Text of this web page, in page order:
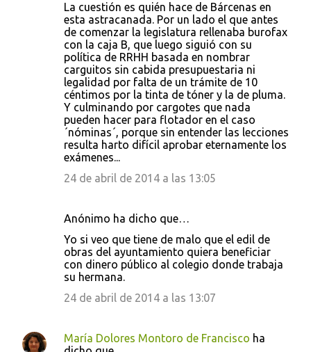
La cuestión es quién hace de Bárcenas en
esta astracanada. Por un lado el que antes
de comenzar la legislatura rellenaba burofax
con la caja B, que luego siguió con su
política de RRHH basada en nombrar
carguitos sin cabida presupuestaria ni
legalidad por falta de un trámite de 10
céntimos por la tinta de tóner y la de pluma.
Y culminando por cargotes que nada
pueden hacer para flotador en el caso
´nóminas´, porque sin entender las lecciones
resulta harto difícil aprobar eternamente los
exámenes...
24 de abril de 2014 a las 13:05
Anónimo ha dicho que…
Yo si veo que tiene de malo que el edil de
obras del ayuntamiento quiera beneficiar
con dinero público al colegio donde trabaja
su hermana.
24 de abril de 2014 a las 13:07
María Dolores Montoro de Francisco ha